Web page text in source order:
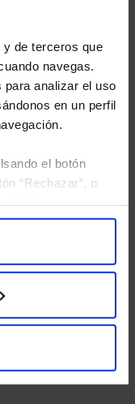
de terceros que
navegas.
analizar el uso
en un perfil
el botón
“Rechazar”, o
consiento el